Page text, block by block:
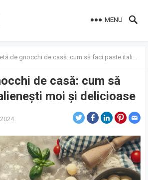
MENU
de gnocchi de casă: cum să faci paste italienești moi și delicioase
de casă: cum să
moi și delicioase